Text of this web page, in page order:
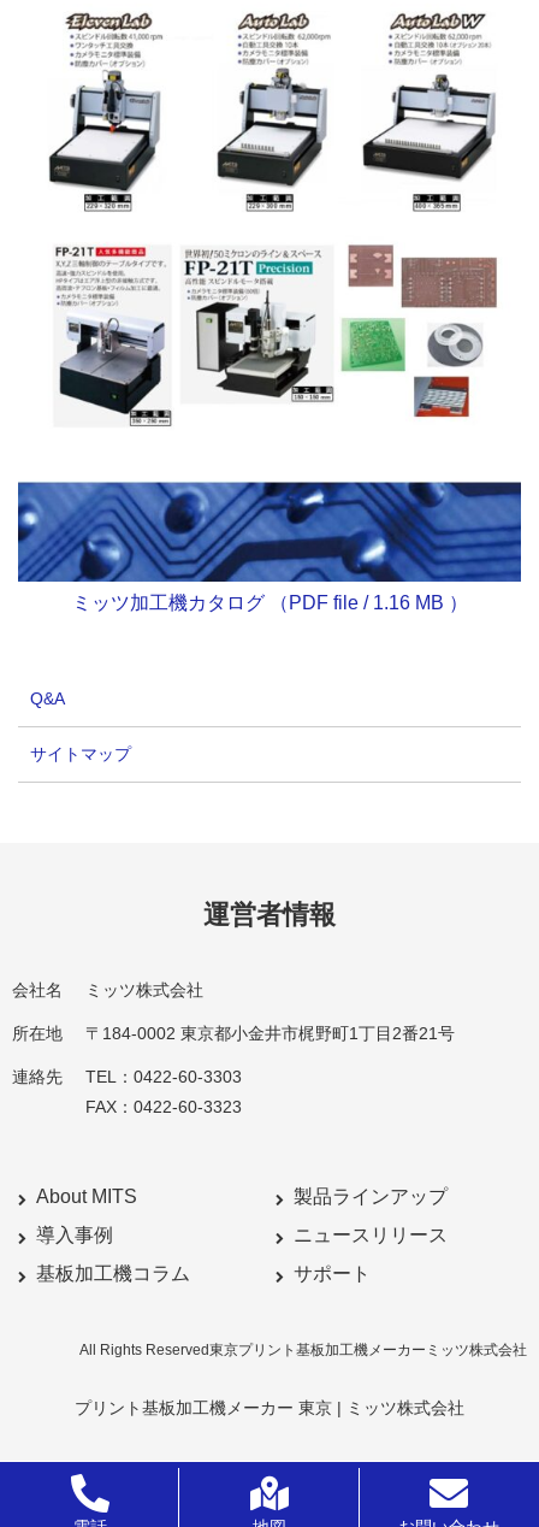
ミッツ加工機カタログ （PDF file / 1.16 MB ）
Q&A
サイトマップ
運営者情報
会社名 ミッツ株式会社
所在地 〒184-0002 東京都小金井市梶野町1丁目2番21号
連絡先
TEL：0422-60-3303
FAX：0422-60-3323
About MITS
製品ラインアップ
導入事例
ニュースリリース
基板加工機コラム
サポート
All Rights Reserved東京プリント基板加工機メーカーミッツ株式会社
プリント基板加工機メーカー 東京 | ミッツ株式会社